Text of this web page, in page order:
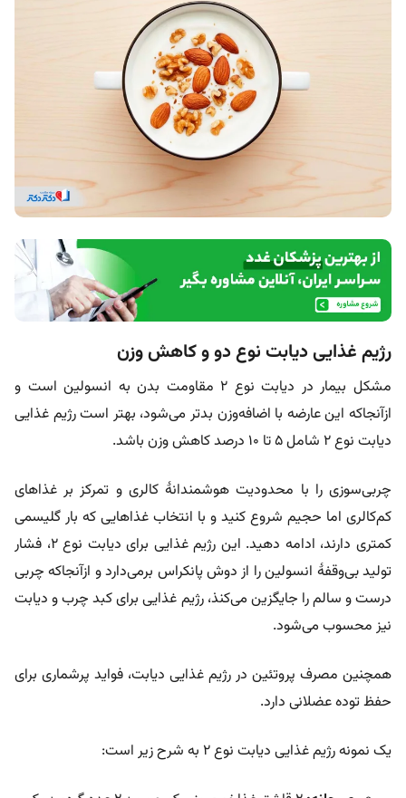
رژیم غذایی دیابت نوع دو و کاهش وزن
مشکل بیمار در دیابت نوع ۲ مقاومت بدن به انسولین است و
از‌آنجا‌که این عارضه با اضافه‌وزن بدتر می‌شود، بهتر است رژیم غذایی
دیابت نوع ۲ شامل ۵ تا ۱۰ درصد کاهش وزن باشد.
چربی‌سوزی را با محدودیت هوشمندانۀ کالری و تمرکز بر غذاهای
کم‌کالری اما حجیم شروع کنید و با انتخاب غذاهایی که بار گلیسمی
کمتری دارند، ادامه دهید. این رژیم غذایی برای دیابت نوع ۲، فشار
تولید بی‌وقفۀ انسولین را از دوش پانکراس برمی‌دارد و از‌آنجا‌که چربی
درست و سالم را جایگزین می‌کنذ، رژیم غذایی برای کبد چرب و دیابت
نیز محسوب می‌شود.
همچنین مصرف پروتئین‌ در رژیم غذایی دیابت، فواید پرشماری برای
حفظ توده عضلانی دارد.
یک نمونه رژیم غذایی دیابت نوع ۲ به شرح زیر است: